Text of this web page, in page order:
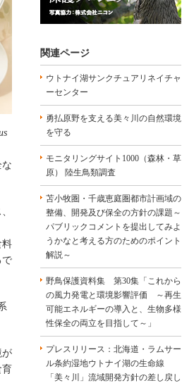
料
で
が
関連ページ
ウトナイ湖サンクチュアリネイチャ
ーセンター
勇払原野を支える美々川の自然環境
を守る
モニタリングサイト1000（森林・草
原） 陸生鳥類調査
苫小牧圏・千歳恵庭圏都市計画域の
整備、開発及び保全の方針の課題～
パブリックコメントを提出してみよ
うかなと考える方のためのポイント
解説～
野鳥保護資料集 第30集「これから
の風力発電と環境影響評価 ～再生
可能エネルギーの導入と、生物多様
性保全の両立を目指して～」
プレスリリース：北海道・ラムサー
ル条約湿地ウトナイ湖の生命線
「美々川」流域開発方針の差し戻し